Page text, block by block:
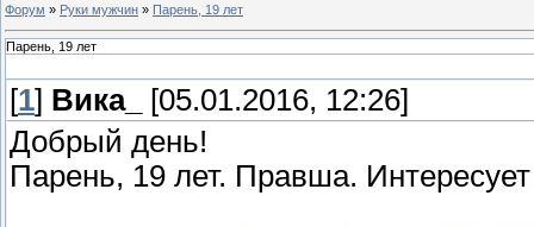
Форум » Руки мужчин » Парень, 19 лет
Парень, 19 лет
[1] Вика_
[05.01.2016, 12:26]
Добрый день!
Парень, 19 лет. Правша.